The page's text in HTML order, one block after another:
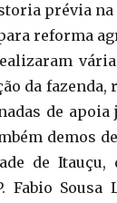
prévia na
reforma
da fazenda,
de apoia
demos
de Itauçu,
Fabio Sousa